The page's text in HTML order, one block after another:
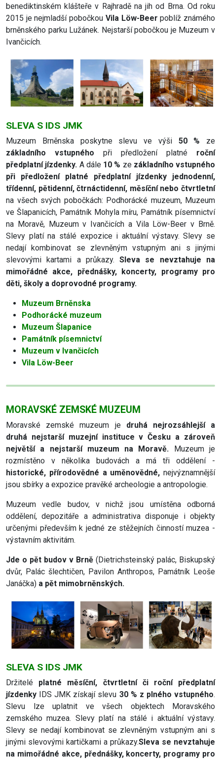
benediktinském klášteře v Rajhradě na jih od Brna. Od roku
2015 je nejmladší pobočkou Vila Löw-Beer poblíž známého
brněnského parku Lužánek. Nejstarší pobočkou je Muzeum v
Ivančicích.
SLEVA S IDS JMK
Muzeum Brněnska poskytne slevu ve výši 50 % ze
základního vstupného při předložení platné roční
předplatní jízdenky. A dále 10 % ze základního vstupného
při předložení platné předplatní jízdenky jednodenní,
třídenní, pětidenní, čtrnáctidenní, měsíční nebo čtvrtletní
na všech svých pobočkách: Podhorácké muzeum, Muzeum
ve Šlapanicích, Památník Mohyla míru, Památník písemnictví
na Moravě, Muzeum v Ivančicích a Vila Löw-Beer v Brně.
Slevy platí na stálé expozice i aktuální výstavy. Slevy se
nedají kombinovat se zlevněným vstupným ani s jinými
slevovými kartami a průkazy.Sleva se nevztahuje na
mimořádné akce, přednášky, koncerty, programy pro
děti, školy a doprovodné programy.
Muzeum Brněnska
Podhorácké muzeum
Muzeum Šlapanice
Památník písemnictví
Muzeum v Ivančicích
Vila Löw-Beer
MORAVSKÉ ZEMSKÉ MUZEUM
Moravské zemské muzeum je druhá nejrozsáhlejší a
druhá nejstarší muzejní instituce v Česku a zároveň
největší a nejstarší muzeum na Moravě. Muzeum je
rozmístěno v několika budovách a má tři oddělení -
historické, přírodovědné a uměnovědné, nejvýznamnější
jsou sbírky a expozice pravěké archeologie a antropologie.
Muzeum vedle budov, v nichž jsou umístěna odborná
oddělení, depozitáře a administrativa disponuje i objekty
určenými především k jedné ze stěžejních činností muzea -
výstavním aktivitám.
Jde o pět budov v Brně (Dietrichsteinský palác, Biskupský
dvůr, Palác šlechtičen, Pavilon Anthropos, Památník Leoše
Janáčka) a pět mimobrněnských.
SLEVA S IDS JMK
Držitelé platné měsíční, čtvrtletní či roční předplatní
jízdenky IDS JMK získají slevu 30 % z plného vstupného.
Slevu lze uplatnit ve všech objektech Moravského
zemského muzea. Slevy platí na stálé i aktuální výstavy.
Slevy se nedají kombinovat se zlevněným vstupným ani s
jinými slevovými kartičkami a průkazy.Sleva se nevztahuje
na mimořádné akce, přednášky, koncerty, programy pro